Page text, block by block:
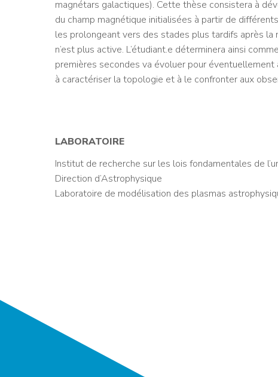
magnétars galactiques). Cette thèse consistera à
du champ magnétique initialisées à partir de
les prolongeant vers des stades plus tardifs après la
n’est plus active. L’étudiant.e déterminera ainsi
premières secondes va évoluer pour
à caractériser la topologie et à le confronter aux
LABORATOIRE
Institut de recherche sur les lois fondamentales de
Direction d’Astrophysique
Laboratoire de modélisation des plasmas